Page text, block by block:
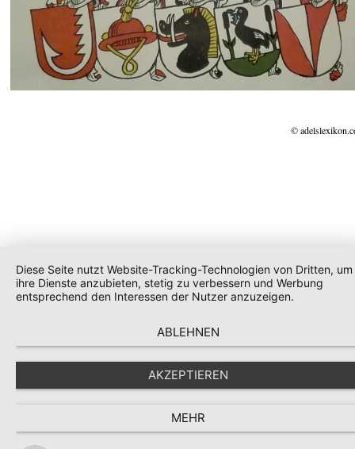
©
Diese Seite nutzt Website-Tracking-Technologien von Dritten, um
ihre Dienste anzubieten, stetig zu verbessern und Werbung
entsprechend den Interessen der Nutzer anzuzeigen.
ABLEHNEN
AKZEPTIEREN
MEHR